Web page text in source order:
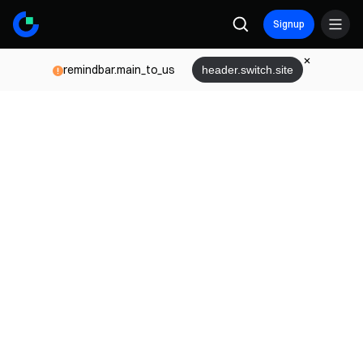
Signup
remindbar.main_to_us header.switch.site